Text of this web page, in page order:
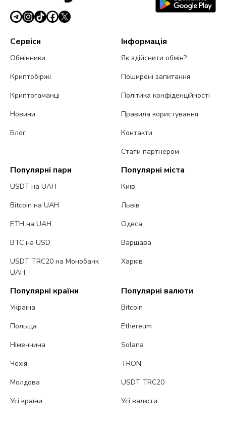
Сервіси
Обмінники
Криптобіржі
Криптогаманці
Новини
Блог
Інформація
Як здійснити обмін?
Поширені запитання
Політика конфіденційності
Правила користування
Контакти
Стати партнером
Популярні пари
USDT на UAH
Bitcoin на UAH
ETH на UAH
BTC на USD
USDT TRC20 на Монобанк
UAH
Популярні міста
Київ
Львів
Одеса
Варшава
Харків
Популярні країни
Україна
Польща
Німеччина
Чехія
Молдова
Усі країни
Популярні валюти
Bitcoin
Ethereum
Solana
TRON
USDT TRC20
Усі валюти